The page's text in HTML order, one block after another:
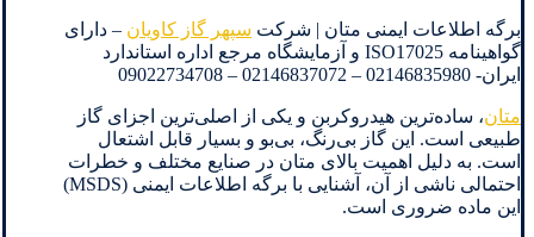
برگه اطلاعات ایمنی متان | شرکت سپهر گاز کاویان – دارای
گواهینامه ISO17025 و آزمایشگاه مرجع اداره استاندارد
ایران- 02146835980 – 02146837072 – 09022734708
متان، ساده‌ترین هیدروکربن و یکی از اصلی‌ترین اجزای گاز
طبیعی است. این گاز بی‌رنگ، بی‌بو و بسیار قابل اشتعال
است. به دلیل اهمیت بالای متان در صنایع مختلف و خطرات
احتمالی ناشی از آن، آشنایی با برگه اطلاعات ایمنی (MSDS)
این ماده ضروری است.